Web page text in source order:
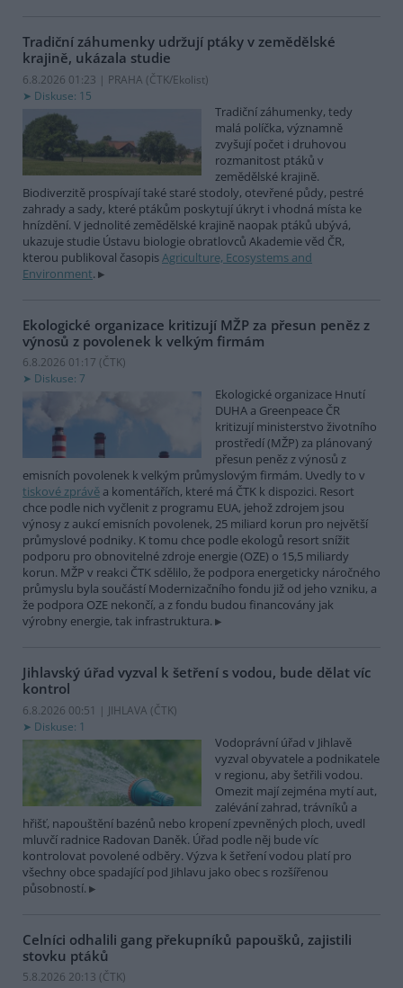
Tradiční záhumenky udržují ptáky v zemědělské
krajině, ukázala studie
6.8.2026 01:23 | PRAHA (ČTK/Ekolist)
Diskuse: 15
Tradiční záhumenky, tedy
malá políčka, významně
zvyšují počet i druhovou
rozmanitost ptáků v
zemědělské krajině.
Biodiverzitě prospívají také staré stodoly, otevřené půdy, pestré
zahrady a sady, které ptákům poskytují úkryt i vhodná místa ke
hnízdění. V jednolité zemědělské krajině naopak ptáků ubývá,
ukazuje studie Ústavu biologie obratlovců Akademie věd ČR,
kterou publikoval časopisAgriculture, Ecosystems and
Environment.
Ekologické organizace kritizují MŽP za přesun peněz z
výnosů z povolenek k velkým firmám
6.8.2026 01:17 (ČTK)
Diskuse: 7
Ekologické organizace Hnutí
DUHA a Greenpeace ČR
kritizují ministerstvo životního
prostředí (MŽP) za plánovaný
přesun peněz z výnosů z
emisních povolenek k velkým průmyslovým firmám. Uvedly to v
tiskové zprávě a komentářích, které má ČTK k dispozici. Resort
chce podle nich vyčlenit z programu EUA, jehož zdrojem jsou
výnosy z aukcí emisních povolenek, 25 miliard korun pro největší
průmyslové podniky. K tomu chce podle ekologů resort snížit
podporu pro obnovitelné zdroje energie (OZE) o 15,5 miliardy
korun. MŽP v reakci ČTK sdělilo, že podpora energeticky náročného
průmyslu byla součástí Modernizačního fondu již od jeho vzniku, a
že podpora OZE nekončí, a z fondu budou financovány jak
výrobny energie, tak infrastruktura.
Jihlavský úřad vyzval k šetření s vodou, bude dělat víc
kontrol
6.8.2026 00:51 | JIHLAVA (ČTK)
Diskuse: 1
Vodoprávní úřad v Jihlavě
vyzval obyvatele a podnikatele
v regionu, aby šetřili vodou.
Omezit mají zejména mytí aut,
zalévání zahrad, trávníků a
hřišť, napouštění bazénů nebo kropení zpevněných ploch, uvedl
mluvčí radnice Radovan Daněk. Úřad podle něj bude víc
kontrolovat povolené odběry. Výzva k šetření vodou platí pro
všechny obce spadající pod Jihlavu jako obec s rozšířenou
působností.
Celníci odhalili gang překupníků papoušků, zajistili
stovku ptáků
5.8.2026 20:13 (ČTK)